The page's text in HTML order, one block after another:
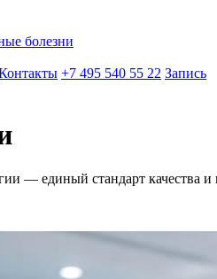
болезни
+7 495 540 55 22 Запись
— единый стандарт качества и